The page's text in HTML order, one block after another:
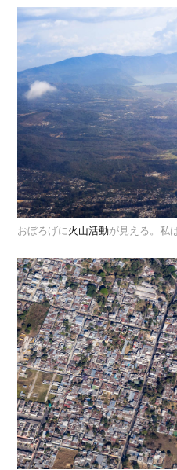
おぼろげに火山活動が見える。私